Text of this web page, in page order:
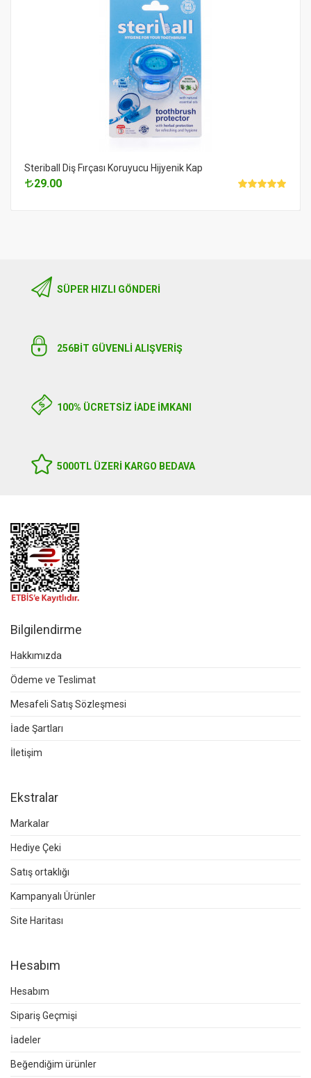
Steriball Diş Fırçası Koruyucu Hijyenik Kap
29.00
SÜPER HIZLI GÖNDERI
256BIT GÜVENLİ ALIŞVERİŞ
100% ÜCRETSİZ İADE İMKANI
5000TL ÜZERI KARGO BEDAVA
Bilgilendirme
Hakkımızda
Ödeme ve Teslimat
Mesafeli Satış Sözleşmesi
İade Şartları
İletişim
Ekstralar
Markalar
Hediye Çeki
Satış ortaklığı
Kampanyalı Ürünler
Site Haritası
Hesabım
Hesabım
Sipariş Geçmişi
İadeler
Beğendiğim ürünler